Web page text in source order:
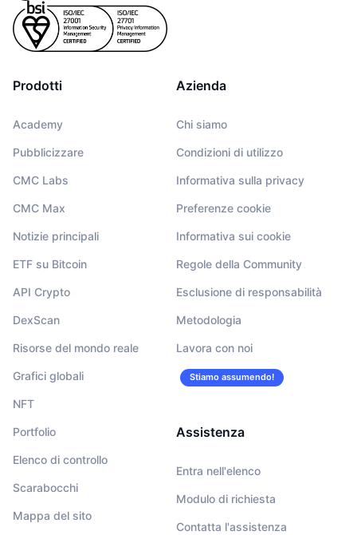
Prodotti
Academy
Pubblicizzare
CMC Labs
CMC Max
Notizie principali
ETF su Bitcoin
API Crypto
DexScan
Risorse del mondo reale
Grafici globali
NFT
Portfolio
Elenco di controllo
Scarabocchi
Mappa del sito
Azienda
Chi siamo
Condizioni di utilizzo
Informativa sulla privacy
Preferenze cookie
Informativa sui cookie
Regole della Community
Esclusione di responsabilità
Metodologia
Lavora con noi
Stiamo assumendo!
Assistenza
Entra nell'elenco
Modulo di richiesta
Contatta l'assistenza